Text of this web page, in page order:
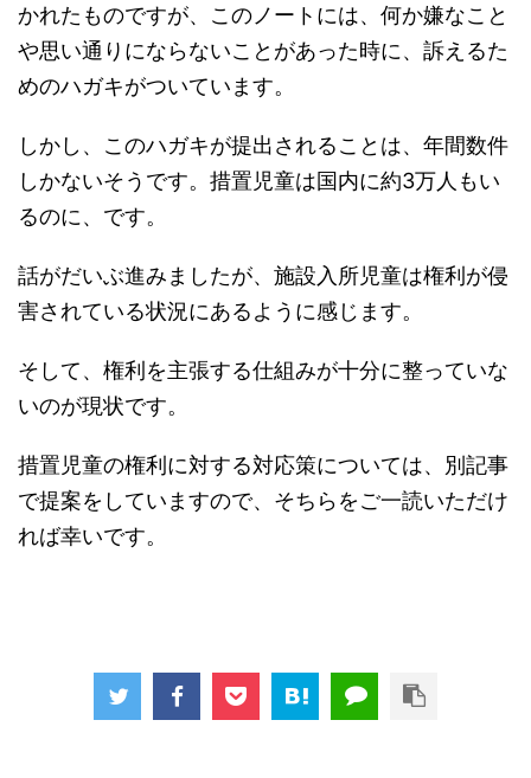
かれたものですが、このノートには、何か嫌なこと
や思い通りにならないことがあった時に、訴えるた
めのハガキがついています。
しかし、このハガキが提出されることは、年間数件
しかないそうです。措置児童は国内に約3万人もい
るのに、です。
話がだいぶ進みましたが、施設入所児童は権利が侵
害されている状況にあるように感じます。
そして、権利を主張する仕組みが十分に整っていな
いのが現状です。
措置児童の権利に対する対応策については、別記事
で提案をしていますので、そちらをご一読いただけ
れば幸いです。